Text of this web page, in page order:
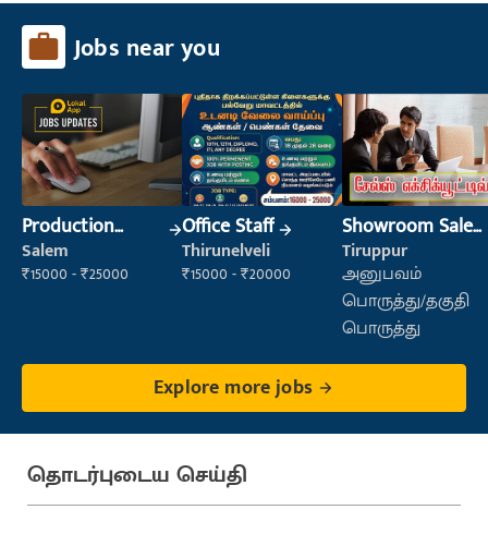
Jobs near you
Production
Supervisor
Salem
₹15000 - ₹25000
Office Staff
Thirunelveli
₹15000 - ₹20000
Showroom Sales
Executive (Retail
Sales)
Tiruppur
அனுபவம்
பொருத்து/தகுதி
பொருத்து
Explore more jobs
தொடர்புடைய செய்தி